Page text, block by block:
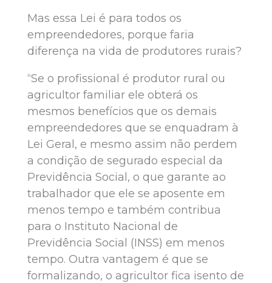
Mas essa Lei é para todos os
empreendedores, porque faria
diferença na vida de produtores rurais?
“Se o profissional é produtor rural ou
agricultor familiar ele obterá os
mesmos benefícios que os demais
empreendedores que se enquadram à
Lei Geral, e mesmo assim não perdem
a condição de segurado especial da
Previdência Social, o que garante ao
trabalhador que ele se aposente em
menos tempo e também contribua
para o Instituto Nacional de
Previdência Social (INSS) em menos
tempo. Outra vantagem é que se
formalizando, o agricultor fica isento de